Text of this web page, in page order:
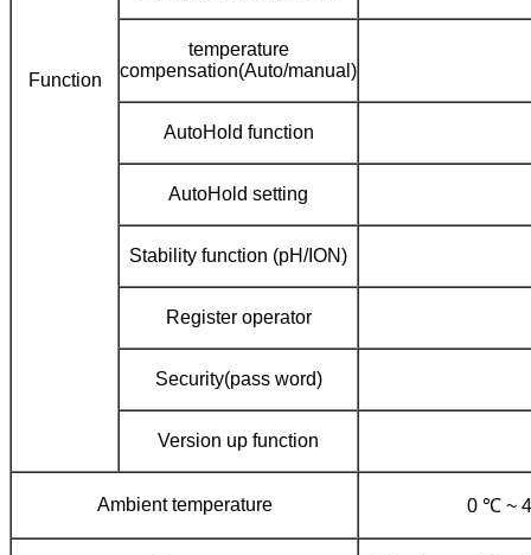
Function
temperature
compensation(Auto/manual)
AutoHold function
AutoHold setting
Stability function (pH/ION)
Register operator
Security(pass word)
Version up function
Ambient temperature 0 ℃ ~